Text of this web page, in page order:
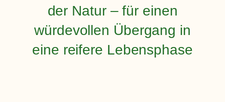
der Natur – für einen
würdevollen Übergang in
eine reifere Lebensphase